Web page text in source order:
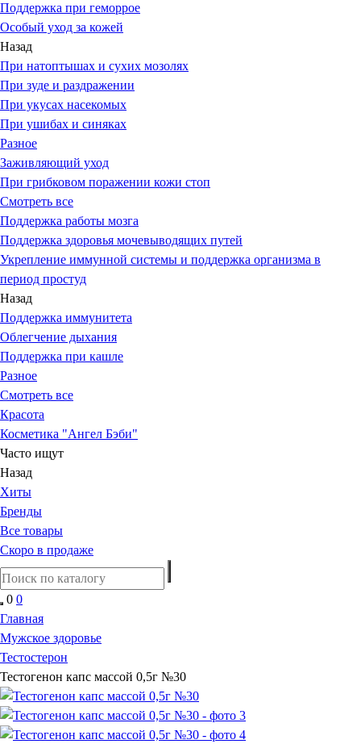
Поддержка при геморрое
Особый уход за кожей
Назад
При натоптышах и сухих мозолях
При зуде и раздражении
При укусах насекомых
При ушибах и синяках
Разное
Заживляющий уход
При грибковом поражении кожи стоп
Смотреть все
Поддержка работы мозга
Поддержка здоровья мочевыводящих путей
Укрепление иммунной системы и поддержка организма в
период простуд
Назад
Поддержка иммунитета
Облегчение дыхания
Поддержка при кашле
Разное
Смотреть все
Красота
Косметика "Ангел Бэби"
Часто ищут
Назад
Хиты
Бренды
Все товары
Скоро в продаже
0 0
Главная
Мужское здоровье
Тестостерон
Тестогенон капс массой 0,5г №30